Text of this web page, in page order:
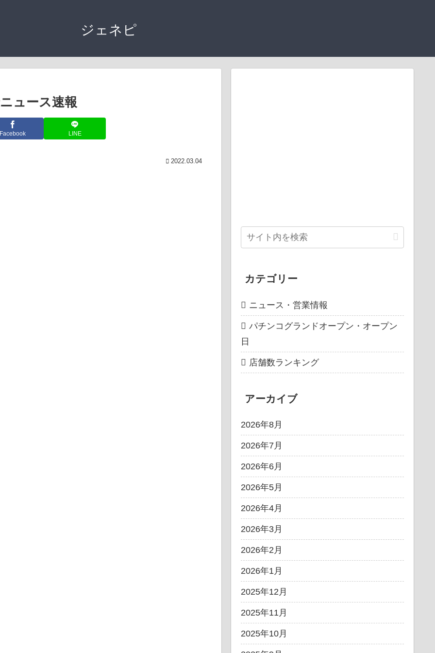
ジェネピ
ュース速報
Facebook LINE
2022.03.04
カテゴリー
ニュース・営業情報
パチンコグランドオープン・オープン
日
店舗数ランキング
アーカイブ
2026年8月
2026年7月
2026年6月
2026年5月
2026年4月
2026年3月
2026年2月
2026年1月
2025年12月
2025年11月
2025年10月